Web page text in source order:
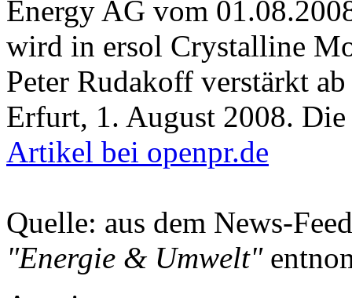
Energy AG vom
wird in ersol Crystalline
Peter Rudakoff verstärkt
Erfurt, 1. August 2008.
Artikel bei openpr.de
Quelle: aus dem News-
"Energie & Umwelt"